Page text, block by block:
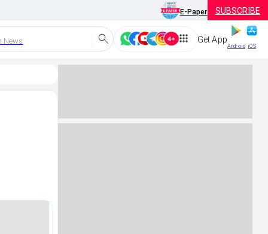
E-Paper SUBSCRIBE
News Get App
Android iOS